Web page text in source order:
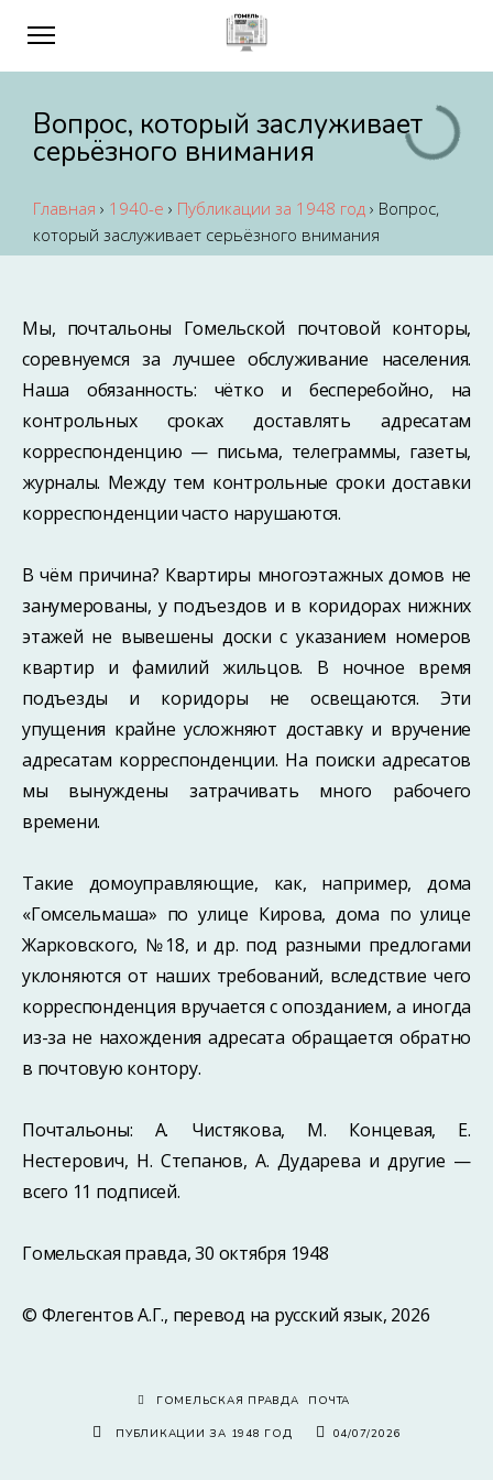
Вопрос, который заслуживает
серьёзного внимания
Главная › 1940-е › Публикации за 1948 год › Вопрос,
который заслуживает серьёзного внимания
Мы, почтальоны Гомельской почтовой конторы,
соревнуемся за лучшее обслуживание населения.
Наша обязанность: чётко и бесперебойно, на
контрольных сроках доставлять адресатам
корреспонденцию — письма, телеграммы, газеты,
журналы. Между тем контрольные сроки доставки
корреспонденции часто нарушаются.
В чём причина? Квартиры многоэтажных домов не
занумерованы, у подъездов и в коридорах нижних
этажей не вывешены доски с указанием номеров
квартир и фамилий жильцов. В ночное время
подъезды и коридоры не освещаются. Эти
упущения крайне усложняют доставку и вручение
адресатам корреспонденции. На поиски адресатов
мы вынуждены затрачивать много рабочего
времени.
Такие домоуправляющие, как, например, дома
«Гомсельмаша» по улице Кирова, дома по улице
Жарковского, №18, и др. под разными предлогами
уклоняются от наших требований, вследствие чего
корреспонденция вручается с опозданием, а иногда
из-за не нахождения адресата обращается обратно
в почтовую контору.
Почтальоны: А. Чистякова, М. Концевая, Е.
Нестерович, Н. Степанов, А. Дударева и другие —
всего 11 подписей.
Гомельская правда, 30 октября 1948
© Флегентов А.Г., перевод на русский язык, 2026
ГОМЕЛЬСКАЯ ПРАВДА ПОЧТА
ПУБЛИКАЦИИ ЗА 1948 ГОД 04/07/2026